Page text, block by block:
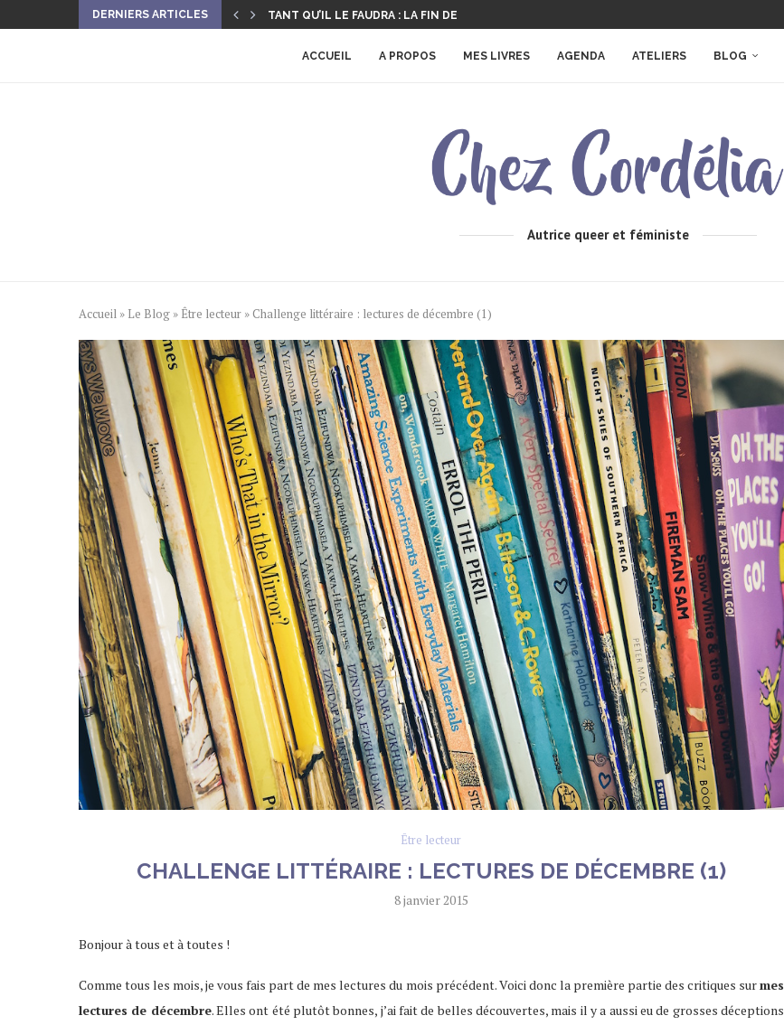
DERNIERS ARTICLES TANT QU’IL LE FAUDRA : LA FIN DE...
ACCUEIL
A PROPOS MES LIVRES AGENDA ATELIERS BLOG
Autrice queer et féministe
Accueil » Le Blog » Être lecteur » Challenge littéraire : lectures de décembre (1)
Être lecteur
CHALLENGE LITTÉRAIRE : LECTURES DE DÉCEMBRE (1)
8 janvier 2015
Bonjour à tous et à toutes !
Comme tous les mois, je vous fais part de mes lectures du mois précédent. Voici donc la première partie des critiques surmes
lectures de décembre. Elles ont été plutôt bonnes, j’ai fait de belles découvertes, mais il y a aussi eu de grosses déceptions